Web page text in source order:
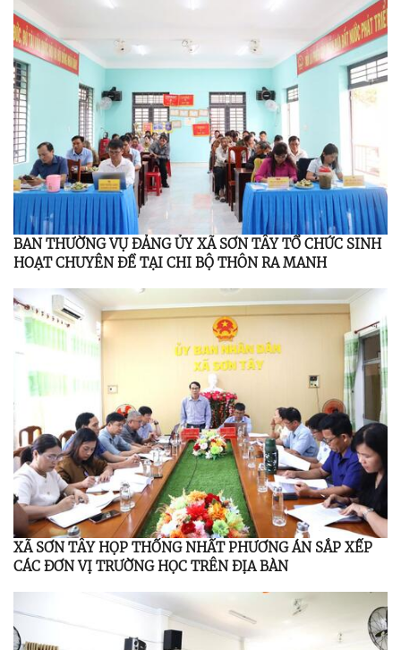
BAN THƯỜNG VỤ ĐẢNG ỦY XÃ SƠN TÂY TỔ CHỨC SINH
HOẠT CHUYÊN ĐỀ TẠI CHI BỘ THÔN RA MANH
XÃ SƠN TÂY HỌP THỐNG NHẤT PHƯƠNG ÁN SẮP XẾP
CÁC ĐƠN VỊ TRƯỜNG HỌC TRÊN ĐỊA BÀN